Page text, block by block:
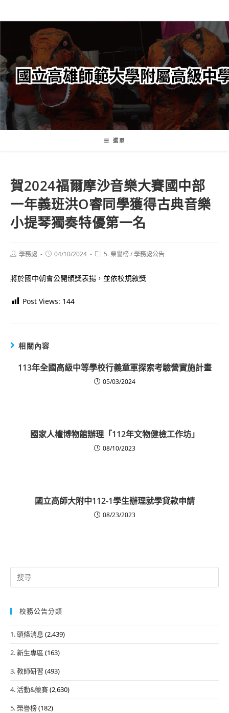
轉
要
內
容
選單
賀2024福爾摩沙音樂大賽國中部
一年義班洪O睿同學獲得古典音樂
小提琴獨奏特優第一名
Post學務處
Post04/10/2024
Post5. 榮譽榜/學務處公告
將於國中朝會公開頒獎表揚，並依校規敘獎
Post Views: 144
相關內容
113年全國高級中等學校行義童軍探索考驗營實施計畫
05/03/2024
國家人權博物館辦理「112年文物健檢工作坊」
08/10/2023
國立高師大附中112-1學生辦理就學貸款申請
08/23/2023
Search
for:
校務公告分類
1. 頭條消息 (2,439)
2. 新生專區 (163)
3. 教師研習 (493)
4. 活動&競賽(2,630)
5. 榮譽榜(182)